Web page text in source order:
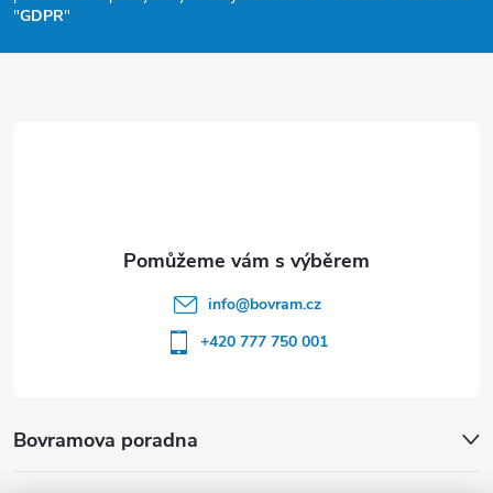
t
"GDPR"
Bovramova poradna
info@bovram.cz
+420 777 750 001